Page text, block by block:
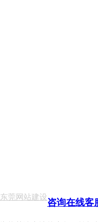
东莞网站建设
咨询在线客